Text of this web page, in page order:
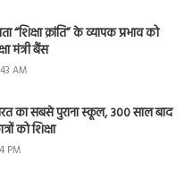
“शिक्षा क्रांति” के व्यापक प्रभाव को
मंत्री बैंस
AM
का सबसे पुराना स्कूल, 300 साल बाद
को शिक्षा
PM